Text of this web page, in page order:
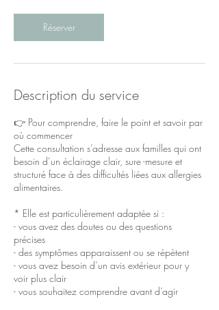
i
n
Réserver
Description du service
👉 Pour comprendre, faire le point et savoir par
où commencer
Cette consultation s’adresse aux familles qui ont
besoin d’un éclairage clair, sure -mesure et
structuré face à des difficultés liées aux allergies
alimentaires.
* Elle est particulièrement adaptée si :
- vous avez des doutes ou des questions
précises
- des symptômes apparaissent ou se répètent
- vous avez besoin d’un avis extérieur pour y
voir plus clair
- vous souhaitez comprendre avant d’agir